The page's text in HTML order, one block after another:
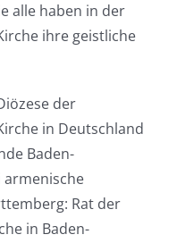
alle haben in der
ihre geistliche
der
in Deutschland
Baden-
Rat der
in Baden-